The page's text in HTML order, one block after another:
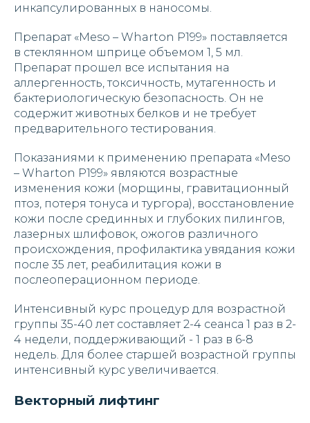
инкапсулированных в наносомы.
Препарат «Meso – Wharton P199» поставляется
в стеклянном шприце объемом 1, 5 мл.
Препарат прошел все испытания на
аллергенность, токсичность, мутагенность и
бактериологическую безопасность. Он не
содержит животных белков и не требует
предварительного тестирования.
Показаниями к применению препарата «Meso
– Wharton P199» являются возрастные
изменения кожи (морщины, гравитационный
птоз, потеря тонуса и тургора), восстановление
кожи после срединных и глубоких пилингов,
лазерных шлифовок, ожогов различного
происхождения, профилактика увядания кожи
после 35 лет, реабилитация кожи в
послеоперационном периоде.
Интенсивный курс процедур для возрастной
группы 35-40 лет составляет 2-4 сеанса 1 раз в 2-
4 недели, поддерживающий - 1 раз в 6-8
недель. Для более старшей возрастной группы
интенсивный курс увеличивается.
Векторный лифтинг